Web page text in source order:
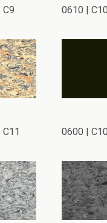
0610 |
0600 |